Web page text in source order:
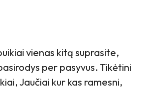
vienas kitą suprasite,
per pasyvus. Tikėtini
Jaučiai kur kas ramesni,